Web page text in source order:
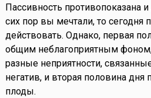
Пассивность противопоказана
сих пор вы мечтали, то сегодня
действовать. Однако, первая
общим неблагоприятным
разные неприятности,
негатив, и вторая половина дня
плоды.